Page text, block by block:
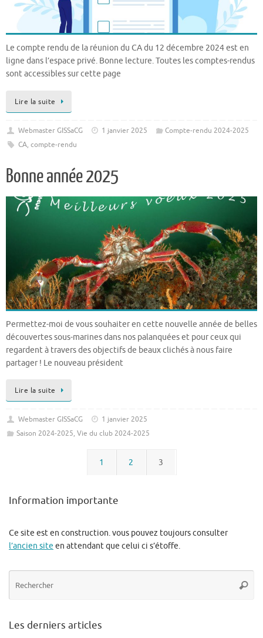
Le compte rendu de la réunion du CA du 12 décembre 2024 est en
ligne dans l’espace privé. Bonne lecture. Toutes les comptes-rendus
sont accessibles sur cette page
Lire la suite
Webmaster GISSaCG 1 janvier 2025
Compte-rendu 2024-2025
CA, compte-rendu
Bonne année 2025
Permettez-moi de vous souhaiter en cette nouvelle année de belles
découvertes sous-marines dans nos palanquées et pour ceux qui
regardent à travers des objectifs de beaux clichés à nous faire
partager ! Le nouveau président
Lire la suite
Webmaster GISSaCG
1 janvier 2025
Saison 2024-2025, Vie du club 2024-2025
1 2 3
Information importante
Ce site est en construction. vous pouvez toujours consulter
l’ancien site en attendant que celui ci s’étoffe.
Les derniers articles